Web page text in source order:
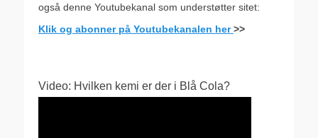
også denne Youtubekanal som understøtter sitet:
Klik og abonner på Youtubekanalen her>>
Video: Hvilken kemi er der i Blå Cola?